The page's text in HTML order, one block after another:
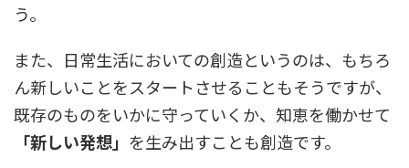
う。
また、日常生活においての創造というのは、もちろ
ん新しいことをスタートさせることもそうですが、
既存のものをいかに守っていくか、知恵を働かせて
「新しい発想」 を生み出すことも創造です。